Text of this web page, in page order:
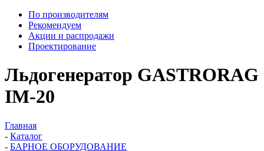
По производителям
Рекомендуем
Акции и распродажи
Проектирование
Льдогенератор GASTRORAG
IM-20
Главная
- Каталог
- БАРНОЕ ОБОРУДОВАНИЕ